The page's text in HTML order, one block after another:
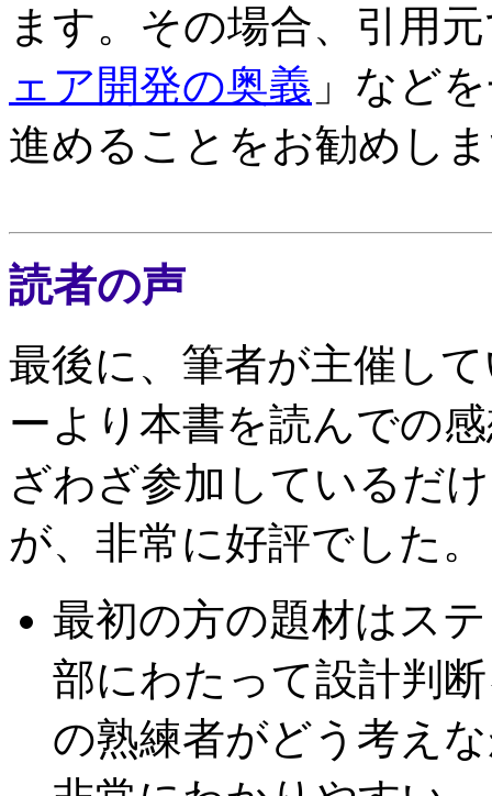
ます。その場合、引用
ェア開発の奥義 」など
進めることをお勧めし
読者の声
最後に、筆者が主催し
ーより本書を読んでの
ざわざ参加しているだ
が、非常に好評でした。
最初の方の題材はス
部にわたって設計判
の熟練者がどう考え